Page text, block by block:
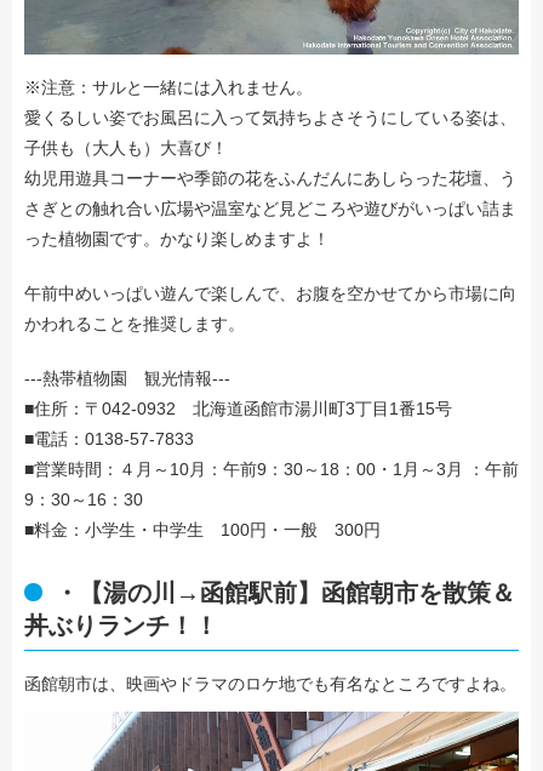
※注意：サルと一緒には入れません。
愛くるしい姿でお風呂に入って気持ちよさそうにしている姿は、
子供も（大人も）大喜び！
幼児用遊具コーナーや季節の花をふんだんにあしらった花壇、う
さぎとの触れ合い広場や温室など見どころや遊びがいっぱい詰ま
った植物園です。かなり楽しめますよ！
午前中めいっぱい遊んで楽しんで、お腹を空かせてから市場に向
かわれることを推奨します。
---熱帯植物園 観光情報---
■住所：〒042-0932 北海道函館市湯川町3丁目1番15号
■電話：0138-57-7833
■営業時間：４月～10月：午前9：30～18：00・1月～3月 ：午前
9：30～16：30
■料金：小学生・中学生 100円・一般 300円
・【湯の川→函館駅前】函館朝市を散策＆
丼ぶりランチ！！
函館朝市は、映画やドラマのロケ地でも有名なところですよね。